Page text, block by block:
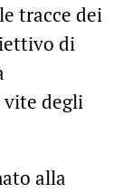
tracce dei
di
vite degli
alla